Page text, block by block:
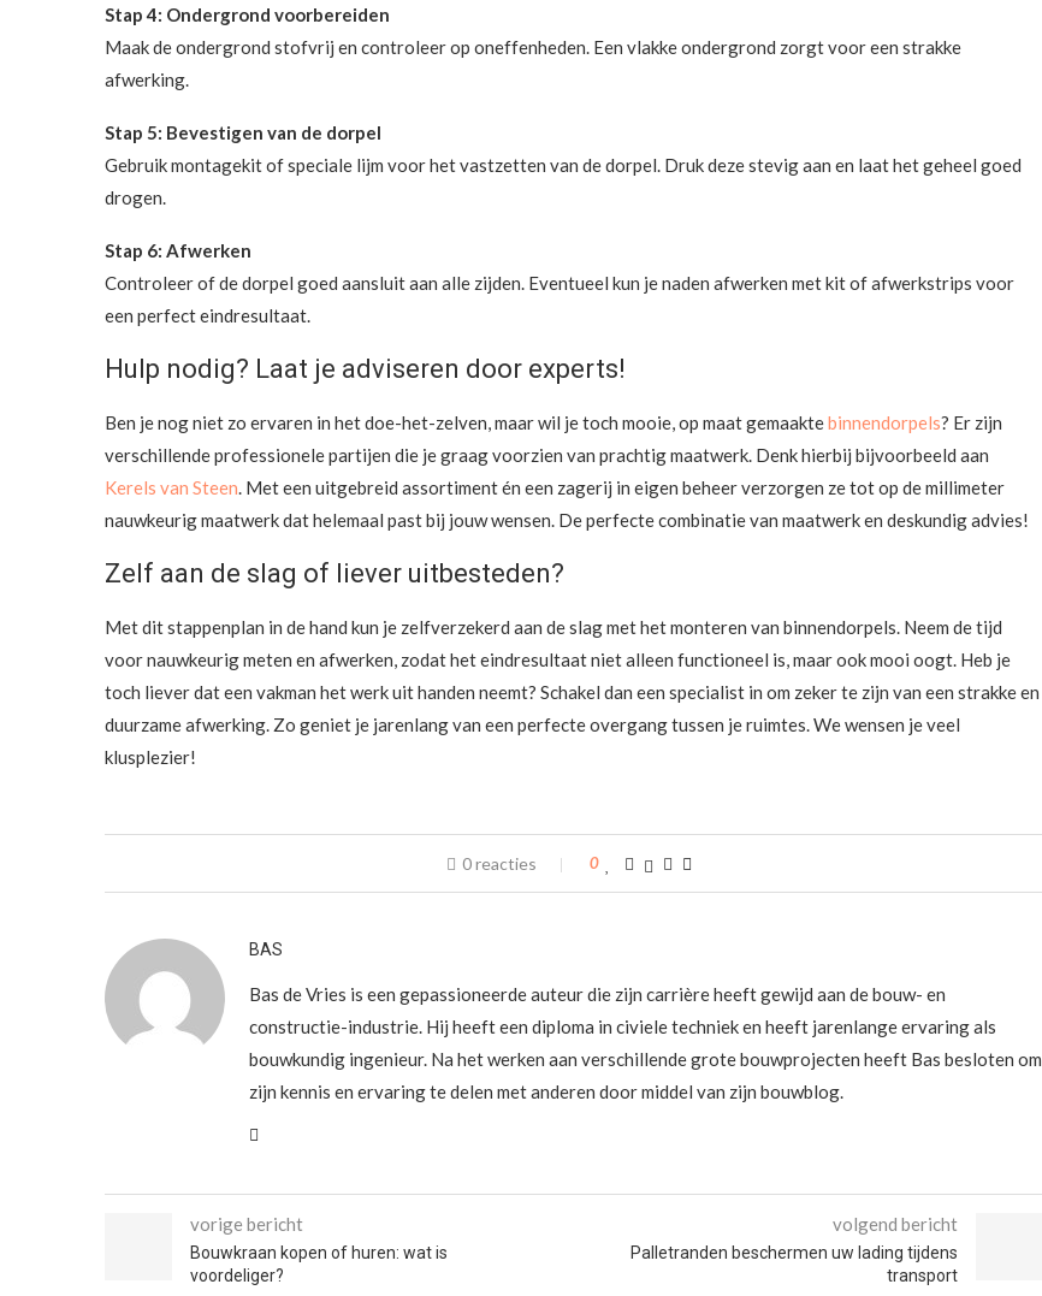
Stap 4: Ondergrond voorbereiden
Maak de ondergrond stofvrij en controleer op oneffenheden. Een vlakke ondergrond zorgt voor een strakke
afwerking.
Stap 5: Bevestigen van de dorpel
Gebruik montagekit of speciale lijm voor het vastzetten van de dorpel. Druk deze stevig aan en laat het geheel goed
drogen.
Stap 6: Afwerken
Controleer of de dorpel goed aansluit aan alle zijden. Eventueel kun je naden afwerken met kit of afwerkstrips voor
een perfect eindresultaat.
Hulp nodig? Laat je adviseren door experts!
Ben je nog niet zo ervaren in het doe-het-zelven, maar wil je toch mooie, op maat gemaaktebinnendorpels? Er zijn
verschillende professionele partijen die je graag voorzien van prachtig maatwerk. Denk hierbij bijvoorbeeld aan
Kerels van Steen. Met een uitgebreid assortiment én een zagerij in eigen beheer verzorgen ze tot op de millimeter
nauwkeurig maatwerk dat helemaal past bij jouw wensen. De perfecte combinatie van maatwerk en deskundig advies!
Zelf aan de slag of liever uitbesteden?
Met dit stappenplan in de hand kun je zelfverzekerd aan de slag met het monteren van binnendorpels. Neem de tijd
voor nauwkeurig meten en afwerken, zodat het eindresultaat niet alleen functioneel is, maar ook mooi oogt. Heb je
toch liever dat een vakman het werk uit handen neemt? Schakel dan een specialist in om zeker te zijn van een strakke en
duurzame afwerking. Zo geniet je jarenlang van een perfecte overgang tussen je ruimtes. We wensen je veel
klusplezier!
0 reacties 0
BAS
Bas de Vries is een gepassioneerde auteur die zijn carrière heeft gewijd aan de bouw- en
constructie-industrie. Hij heeft een diploma in civiele techniek en heeft jarenlange ervaring als
bouwkundig ingenieur. Na het werken aan verschillende grote bouwprojecten heeft Bas besloten om
zijn kennis en ervaring te delen met anderen door middel van zijn bouwblog.
vorige bericht
Bouwkraan kopen of huren: wat is
voordeliger?
volgend bericht
Palletranden beschermen uw lading tijdens
transport